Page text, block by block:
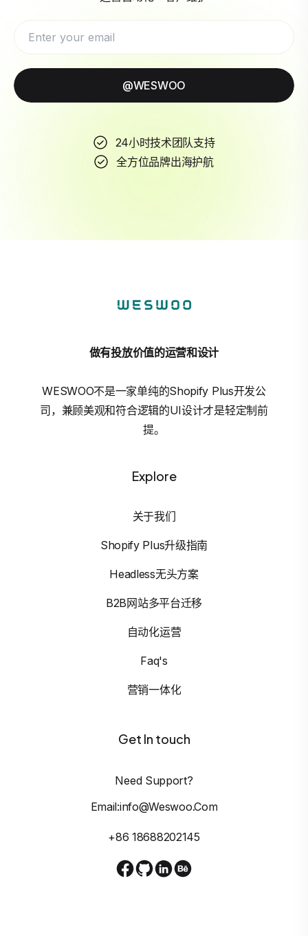
@WESWOO
24小时技术团队支持
全方位品牌出海护航
做有投放价值的运营和设计
WESWOO不是一家单纯的Shopify Plus开发公
司，兼顾美观和符合逻辑的UI设计才是轻定制前
提。
Explore
关于我们
Shopify Plus升级指南
Headless无头方案
B2B网站多平台迁移
自动化运营
Faq's
营销一体化
Get In touch
Need Support?
Email:info@weswoo.com
+86 18688202145